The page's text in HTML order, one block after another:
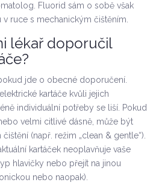
Fluorid sám o sobě však
v ruce s mechanickým čištěním.
lékař doporučil
jde o obecné doporučení.
kartáče kvůli jejich
individuální potřeby se liší. Pokud
velmi citlivé dásně, může být
(např. režim „clean & gentle“).
kartáček neoplavňuje vaše
hlavičky nebo přejít na jinou
nebo naopak).